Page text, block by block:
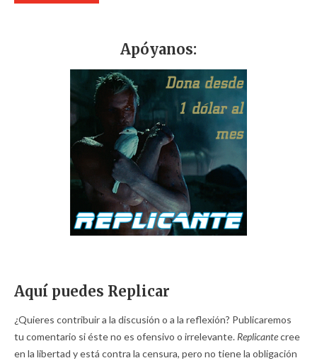
Apóyanos:
Aquí puedes Replicar
¿Quieres contribuir a la discusión o a la reflexión? Publicaremos
tu comentario si éste no es ofensivo o irrelevante. Replicantecree
en la libertad y está contra la censura, pero no tiene la obligación